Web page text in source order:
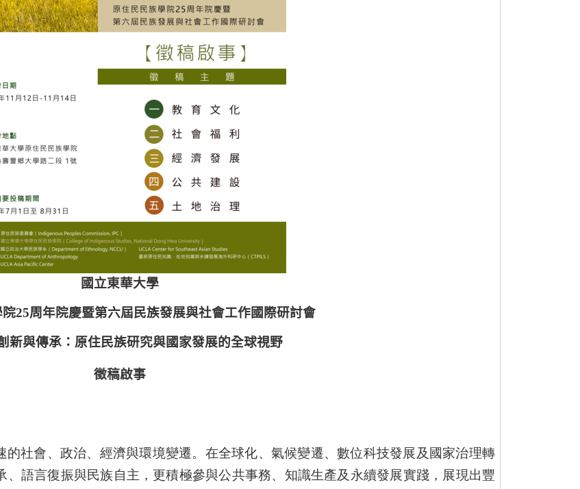
國立東華大學
院25周年院慶暨第六屆民族發展與社會工作國際研討會
新與傳承：原住民族研究與國家發展的全球視野
徵稿啟事
社會、政治、經濟與環境變遷。在全球化、氣候變遷、數位科技發展及國家治理轉
語言復振與民族自主，更積極參與公共事務、知識生產及永續發展實踐，展現出豐